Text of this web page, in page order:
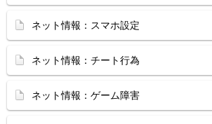
ネット情報：スマホ設定
ネット情報：チート行為
ネット情報：ゲーム障害